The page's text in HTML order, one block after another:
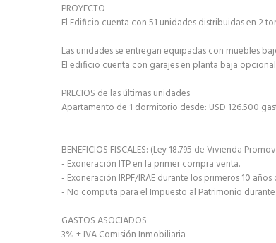
PROYECTO
El Edificio cuenta con 51 unidades distribuidas en 2
Las unidades se entregan equipadas con muebles
El edificio cuenta con garajes en planta baja
PRECIOS de las últimas unidades
Apartamento de 1 dormitorio desde: USD 126.500
BENEFICIOS FISCALES: (Ley 18.795 de Vivienda
- Exoneración ITP en la primer compra venta.
- Exoneración IRPF/IRAE durante los primeros 10 años
- No computa para el Impuesto al Patrimonio
GASTOS ASOCIADOS
3% + IVA Comisión Inmobiliaria